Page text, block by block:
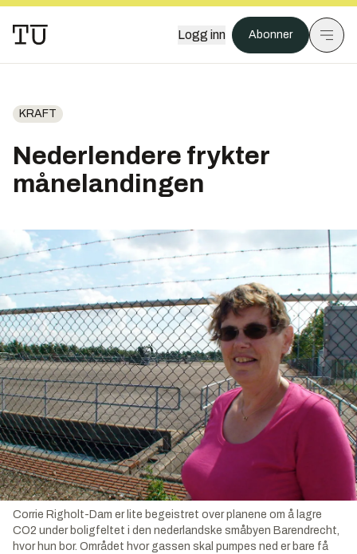
Logg inn Abonner
KRAFT
Nederlendere frykter
månelandingen
Corrie Righolt-Dam er lite begeistret over planene om å lagre
CO2 under boligfeltet i den nederlandske småbyen Barendrecht,
hvor hun bor. Området hvor gassen skal pumpes ned er bare få